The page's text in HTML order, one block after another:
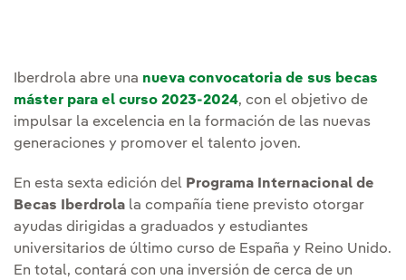
Iberdrola abre una nueva convocatoria de sus becas
máster para el curso 2023-2024, con el objetivo de
impulsar la excelencia en la formación de las nuevas
generaciones y promover el talento joven.
En esta sexta edición del Programa Internacional de
Becas Iberdrola la compañía tiene previsto otorgar
ayudas dirigidas a graduados y estudiantes
universitarios de último curso de España y Reino Unido.
En total, contará con una inversión de cerca de un